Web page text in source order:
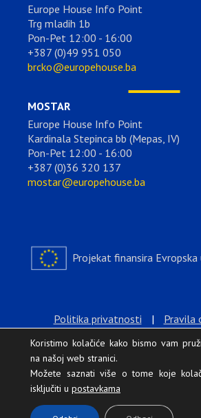
Europe House Info Point
Trg mladih 1b
Pon-Pet 12:00 - 16:00
+387 (0)49 951 050
brcko@europehouse.ba
MOSTAR
Europe House Info Point
Kardinala Stepinca bb (Mepas, IV)
Pon-Pet 12:00 - 16:00
+387 (0)36 320 137
mostar@europehouse.ba
Projekat finansira Evropska
Politika privatnosti | Pravila
Koristimo kolačiće kako bismo vam
na našoj web stranici.
Možete saznati više o tome koje
isključiti u postavkama
.